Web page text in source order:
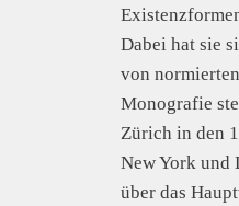
Dabei hat sie
von
Monografie
Zürich in den
New York und
über das